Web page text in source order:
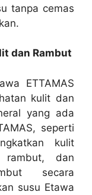
tanpa cemas
dan Rambut
ETTAMAS
kulit dan
yang ada
seperti
kulit
rambut, dan
secara
susu Etawa